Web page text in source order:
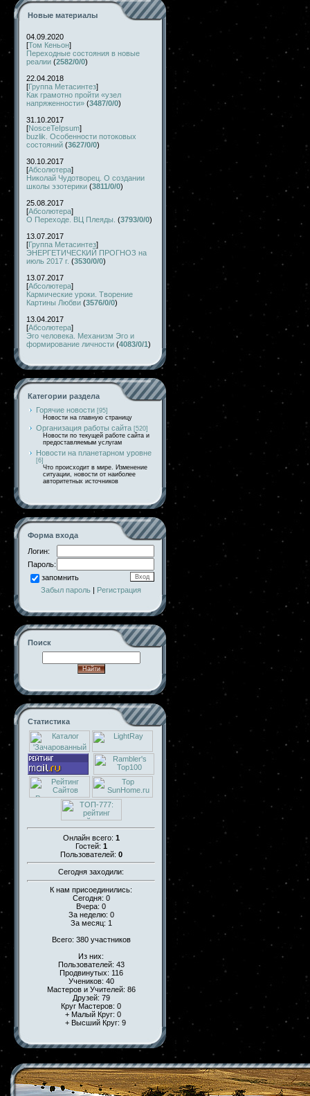
Новые материалы
04.09.2020
[Том Кеньон]
Переходные состояния в новые
реалии (2582/0/0)
22.04.2018
[Группа Метасинтез]
Как грамотно пройти «узел
напряженности» (3487/0/0)
31.10.2017
[NosceTeIpsum]
buzlik. Особенности потоковых
состояний (3627/0/0)
30.10.2017
[Абсолютера]
Николай Чудотворец. О создании
школы эзотерики (3811/0/0)
25.08.2017
[Абсолютера]
О Переходе. ВЦ Плеяды. (3793/0/0)
13.07.2017
[Группа Метасинтез]
ЭНЕРГЕТИЧЕСКИЙ ПРОГНОЗ на
июль 2017 г. (3530/0/0)
13.07.2017
[Абсолютера]
Кармические уроки. Творение
Картины Любви (3576/0/0)
13.04.2017
[Абсолютера]
Эго человека. Механизм Эго и
формирование личности (4083/0/1)
Категории раздела
Горячие новости [95]
Новости на главную страницу
Организация работы сайта [520]
Новости по текущей работе сайта и
предоставляемым услугам
Новости на планетарном уровне
[6]
Что происходит в мире. Изменение
ситуации, новости от наиболее
авторитетных источников
Форма входа
Логин:
Пароль:
запомнить
Забыл пароль | Регистрация
Поиск
Статистика
Онлайн всего: 1
Гостей: 1
Пользователей: 0
Сегодня заходили:
К нам присоединились:
Сегодня: 0
Вчера: 0
За неделю: 0
За месяц: 1
Всего: 380 участников
Из них:
Пользователей: 43
Продвинутых: 116
Учеников: 40
Мастеров и Учителей: 86
Друзей: 79
Круг Мастеров: 0
+ Малый Круг: 0
+ Высший Круг: 9